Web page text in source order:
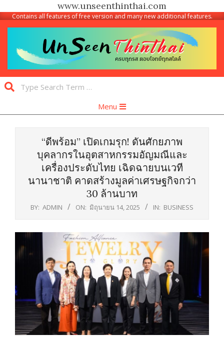
www.unseenthinthai.com
SkipContains all features of free version and many new additional features.
Unseen
Thinthai
Navigation
Menu
“ดีพร้อม” เปิดเกมรุก! ดันศักยภาพ
บุคลากรในอุตสาหกรรมอัญมณีและ
เครื่องประดับไทย เฉิดฉายบนเวที
นานาชาติ คาดสร้างมูลค่าเศรษฐกิจกว่า
30 ล้านบาท
BY: ADMIN ON: มิถุนายน 14, 2025 IN: BUSINESS